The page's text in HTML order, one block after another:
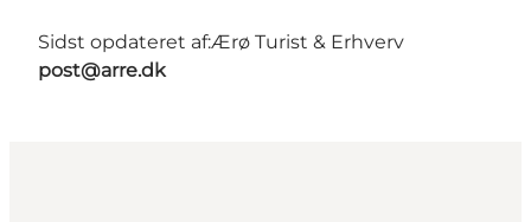
Sidst opdateret af:Ærø Turist & Erhverv
post@arre.dk